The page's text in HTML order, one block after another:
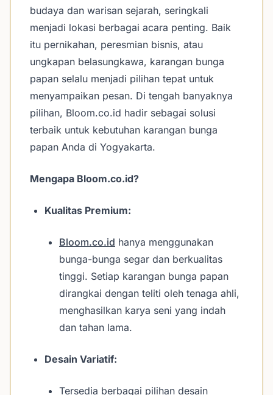
budaya dan warisan sejarah, seringkali
menjadi lokasi berbagai acara penting. Baik
itu pernikahan, peresmian bisnis, atau
ungkapan belasungkawa, karangan bunga
papan selalu menjadi pilihan tepat untuk
menyampaikan pesan. Di tengah banyaknya
pilihan, Bloom.co.id hadir sebagai solusi
terbaik untuk kebutuhan karangan bunga
papan Anda di Yogyakarta.
Mengapa Bloom.co.id?
Kualitas Premium:
Bloom.co.id hanya menggunakan
bunga-bunga segar dan berkualitas
tinggi. Setiap karangan bunga papan
dirangkai dengan teliti oleh tenaga ahli,
menghasilkan karya seni yang indah
dan tahan lama.
Desain Variatif:
Tersedia berbagai pilihan desain